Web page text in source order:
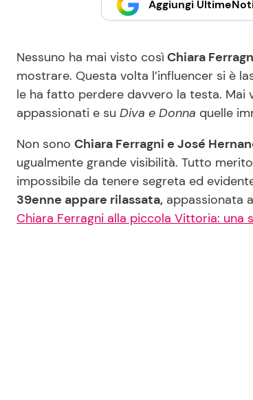
Aggiungi
Nessuno ha mai visto così Chiara
mostrare. Questa volta l’influencer si è
le ha fatto perdere davvero la testa.
appassionati e su Diva e Donna quelle
Non sono Chiara Ferragni e José
ugualmente grande visibilità. Tutto
impossibile da tenere segreta ed
39enne appare rilassata, appassionata
Chiara Ferragni alla piccola Vittoria: una